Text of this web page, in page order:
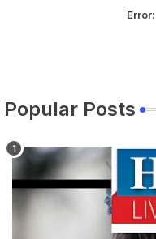
Error:
Popular Posts